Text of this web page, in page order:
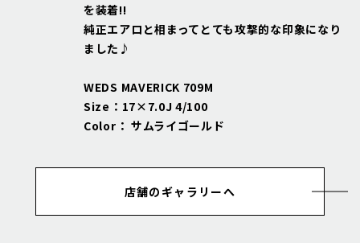
を装着!!
純正エアロと相まってとても攻撃的な印象になり
ました♪
WEDS MAVERICK 709M
Size：17×7.0J 4/100
Color： サムライゴールド
店舗のギャラリーへ